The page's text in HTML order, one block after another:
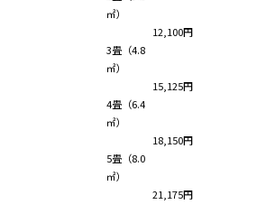
㎡）
12,100円
3畳（4.8
㎡）
15,125円
4畳（6.4
㎡）
18,150円
5畳（8.0
㎡）
21,175円